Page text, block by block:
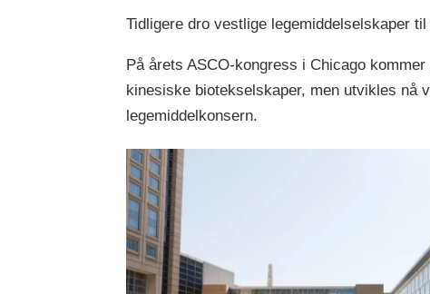
Tidligere dro vestlige legemiddelselskaper
På årets ASCO-kongress i Chicago
kinesiske biotekselskaper, men utvikles nå
legemiddelkonsern.